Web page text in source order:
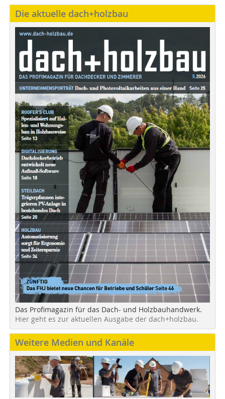
Die aktuelle dach+holzbau
Das Profimagazin für das Dach- und Holzbauhandwerk.
Hier geht es zur aktuellen Ausgabe der dach+holzbau.
Weitere Medien und Kanäle